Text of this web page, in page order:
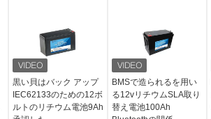
黒い貝はバック アップ
IEC62133のための12ボ
ルトのリチウム電池9Ah
BMSで造られるを用い
る12vリチウムSLA取り
替え電池100Ah